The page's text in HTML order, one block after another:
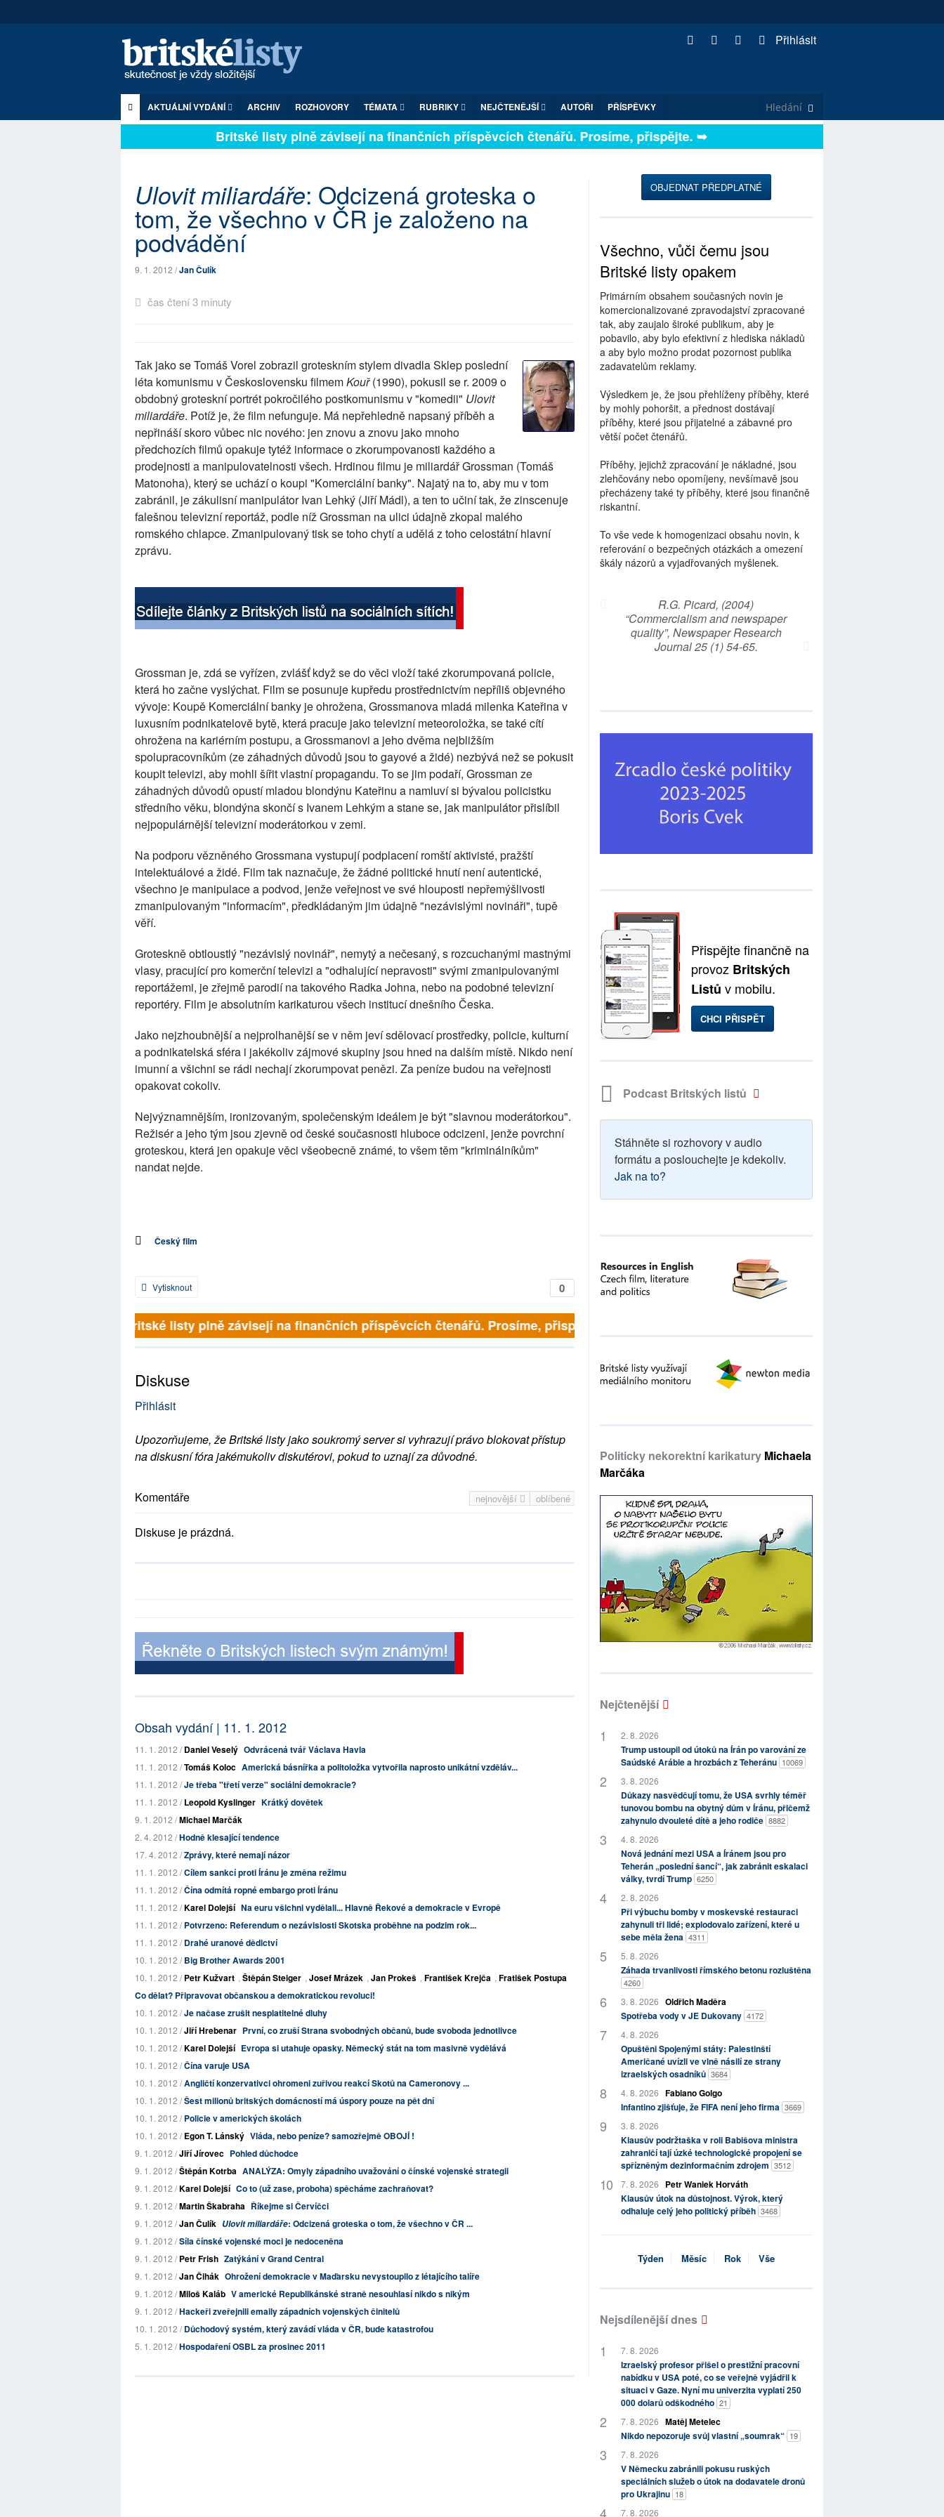
Přihlásit
AKTUÁLNÍ VYDÁNÍ ARCHIV ROZHOVORY TÉMATA RUBRIKY NEJČTENĚJŠÍ AUTOŘI PŘÍSPĚVKY
Britské listy plně závisejí na finančních příspěvcích čtenářů. Prosíme, přispějte. ➥
Ulovit miliardáře: Odcizená groteska o
tom, že všechno v ČR je založeno na
podvádění
9. 1. 2012 /Jan Čulík
čas čtení 3 minuty
Tak jako se Tomáš Vorel zobrazil groteskním stylem divadla Sklep poslední
léta komunismu v Československu filmemKouř(1990), pokusil se r. 2009 o
obdobný groteskní portrét pokročilého postkomunismu v "komedii" Ulovit
miliardáře. Potíž je, že film nefunguje. Má nepřehledně napsaný příběh a
nepřináší skoro vůbec nic nového: jen znovu a znovu jako mnoho
předchozích filmů opakuje tytéž informace o zkorumpovanosti každého a
prodejnosti a manipulovatelnosti všech. Hrdinou filmu je miliardář Grossman (Tomáš
Matonoha), který se uchází o koupi "Komerciální banky". Najatý na to, aby mu v tom
zabránil, je zákulisní manipulátor Ivan Lehký (Jiří Mádl), a ten to učiní tak, že zinscenuje
falešnou televizní reportáž, podle níž Grossman na ulici údajně zkopal malého
romského chlapce. Zmanipulovaný tisk se toho chytí a udělá z toho celostátní hlavní
zprávu.
Grossman je, zdá se vyřízen, zvlášť když se do věci vloží také zkorumpovaná policie,
která ho začne vyslýchat. Film se posunuje kupředu prostřednictvím nepříliš objevného
vývoje: Koupě Komerciální banky je ohrožena, Grossmanova mladá milenka Kateřina v
luxusním podnikatelově bytě, která pracuje jako televizní meteoroložka, se také cítí
ohrožena na kariérním postupu, a Grossmanovi a jeho dvěma nejbližším
spolupracovníkům (ze záhadných důvodů jsou to gayové a židé) nezbývá než se pokusit
koupit televizi, aby mohli šířit vlastní propagandu. To se jim podaří, Grossman ze
záhadných důvodů opustí mladou blondýnu Kateřinu a namluví si bývalou policistku
středního věku, blondýna skončí s Ivanem Lehkým a stane se, jak manipulátor přislíbil
nejpopulárnější televizní moderátorkou v zemi.
Na podporu vězněného Grossmana vystupují podplacení romští aktivisté, pražští
intelektuálové a židé. Film tak naznačuje, že žádné politické hnutí není autentické,
všechno je manipulace a podvod, jenže veřejnost ve své hlouposti nepřemýšlivosti
zmanipulovaným "informacím", předkládaným jim údajně "nezávislými novináři", tupě
věří.
Groteskně obtloustlý "nezávislý novinář", nemytý a nečesaný, s rozcuchanými mastnými
vlasy, pracující pro komerční televizi a "odhalující nepravosti" svými zmanipulovanými
reportážemi, je zřejmě parodií na takového Radka Johna, nebo na podobné televizní
reportéry. Film je absolutním karikaturou všech institucí dnešního Česka.
Jako nejzhoubnější a nejprolhanější se v něm jeví sdělovací prostředky, policie, kulturní
a podnikatelská sféra i jakékoliv zájmové skupiny jsou hned na dalším místě. Nikdo není
imunní a všichni se rádi nechají zkorumpovat penězi. Za peníze budou na veřejnosti
opakovat cokoliv.
Nejvýznamnějším, ironizovaným, společenským ideálem je být "slavnou moderátorkou".
Režisér a jeho tým jsou zjevně od české současnosti hluboce odcizeni, jenže povrchní
groteskou, která jen opakuje věci všeobecně známé, to všem těm "kriminálníkům"
nandat nejde.
Český film
0
Vytisknout
Britské listy plně závisejí na finančních příspěvcích čtenářů. Prosíme, přispějte. ➥
Diskuse
Přihlásit
Upozorňujeme, že Britské listy jako soukromý server si vyhrazují právo blokovat přístup
na diskusní fóra jakémukoliv diskutérovi, pokud to uznají za důvodné.
nejnovější oblíbené
Komentáře
Diskuse je prázdná.
Obsah vydání | 11. 1. 2012
11. 1. 2012 /Daniel Veselý Odvrácená tvář Václava Havla
11. 1. 2012 /Tomáš Koloc Americká básnířka a politoložka vytvořila naprosto unikátní vzděláv...
11. 1. 2012 /Je třeba "třetí verze" sociální demokracie?
11. 1. 2012 /Leopold Kyslinger Krátký dovětek
9. 1. 2012 /Michael Marčák
2. 4. 2012 /Hodně klesající tendence
17. 4. 2012 /Zprávy, které nemají názor
11. 1. 2012 /Cílem sankcí proti Íránu je změna režimu
11. 1. 2012 /Čína odmítá ropné embargo proti Íránu
11. 1. 2012 /Karel Dolejší Na euru všichni vydělali... Hlavně Řekové a demokracie v Evropě
11. 1. 2012 /Potvrzeno: Referendum o nezávislosti Skotska proběhne na podzim rok...
11. 1. 2012 /Drahé uranové dědictví
10. 1. 2012 /Big Brother Awards 2001
10. 1. 2012 /Petr Kužvart , Štěpán Steiger , Josef Mrázek , Jan Prokeš , František Krejča , Fratišek Postupa
Co dělat? Připravovat občanskou a demokratickou revoluci!
10. 1. 2012 /Je načase zrušit nesplatitelné dluhy
10. 1. 2012 /Jiří Hrebenar První, co zruší Strana svobodných občanů, bude svoboda jednotlivce
10. 1. 2012 /Karel Dolejší Evropa si utahuje opasky. Německý stát na tom masivně vydělává
10. 1. 2012 /Čína varuje USA
10. 1. 2012 /Angličtí konzervativci ohromeni zuřivou reakcí Skotů na Cameronovy ...
10. 1. 2012 /Šest milionů britských domácností má úspory pouze na pět dní
10. 1. 2012 /Policie v amerických školách
10. 1. 2012 /Egon T. Lánský Vláda, nebo peníze? samozřejmě OBOJÍ !
9. 1. 2012 /Jiří Jírovec Pohled důchodce
9. 1. 2012 /Štěpán Kotrba ANALÝZA: Omyly západního uvažování o čínské vojenské strategii
9. 1. 2012 /Karel Dolejší Co to (už zase, proboha) spěcháme zachraňovat?
9. 1. 2012 /Martin Škabraha Říkejme si Červíčci
9. 1. 2012 /Jan Čulík Ulovit miliardáře: Odcizená groteska o tom, že všechno v ČR ...
9. 1. 2012 /Síla čínské vojenské moci je nedoceněna
9. 1. 2012 /Petr Frish Zatýkání v Grand Central
9. 1. 2012 /Jan Čihák Ohrožení demokracie v Maďarsku nevystoupilo z létajícího talíře
9. 1. 2012 /Miloš Kaláb V americké Republikánské straně nesouhlasí nikdo s nikým
9. 1. 2012 /Hackeři zveřejnili emaily západních vojenských činitelů
10. 1. 2012 /Důchodový systém, který zavádí vláda v ČR, bude katastrofou
5. 1. 2012 /Hospodaření OSBL za prosinec 2011
OBJEDNAT PŘEDPLATNÉ
Všechno, vůči čemu jsou
Britské listy opakem
Primárním obsahem současných novin je
komercionalizované zpravodajství zpracované
tak, aby zaujalo široké publikum, aby je
pobavilo, aby bylo efektivní z hlediska nákladů
a aby bylo možno prodat pozornost publika
zadavatelům reklamy.
Výsledkem je, že jsou přehlíženy příběhy, které
by mohly pohoršit, a přednost dostávají
příběhy, které jsou přijatelné a zábavné pro
větší počet čtenářů.
Příběhy, jejichž zpracování je nákladné, jsou
zlehčovány nebo opomíjeny, nevšímavě jsou
přecházeny také ty příběhy, které jsou finančně
riskantní.
To vše vede k homogenizaci obsahu novin, k
referování o bezpečných otázkách a omezení
škály názorů a vyjadřovaných myšlenek.
R.G. Picard, (2004)
“Commercialism and newspaper
quality”, Newspaper Research
Journal 25 (1) 54-65.
Přispějte finančně na
provoz Britských
Listů v mobilu.
CHCI PŘISPĚT
Podcast Britských listů
Stáhněte si rozhovory v audio
formátu a poslouchejte je kdekoliv.
Jak na to?
Politicky nekorektní karikatury Michaela
Marčáka
Nejčtenější
2. 8. 2026
Trump ustoupil od útoků na Írán po varování ze
Saúdské Arábie a hrozbách z Teheránu 10069
3. 8. 2026
Důkazy nasvědčují tomu, že USA svrhly téměř
tunovou bombu na obytný dům v Íránu, přičemž
zahynulo dvouleté dítě a jeho rodiče 8882
4. 8. 2026
Nová jednání mezi USA a Íránem jsou pro
Teherán „poslední šancí“, jak zabránit eskalaci
války, tvrdí Trump 6250
2. 8. 2026
Při výbuchu bomby v moskevské restauraci
zahynuli tři lidé; explodovalo zařízení, které u
sebe měla žena 4311
5. 8. 2026
Záhada trvanlivosti římského betonu rozluštěna
4260
3. 8. 2026 Oldřich Maděra
Spotřeba vody v JE Dukovany 4172
4. 8. 2026
Opuštěni Spojenými státy: Palestinští
Američané uvízli ve vlně násilí ze strany
izraelských osadníků 3684
4. 8. 2026 Fabiano Golgo
Infantino zjišťuje, že FIFA není jeho firma 3669
3. 8. 2026
Klausův podržtaška v roli Babišova ministra
zahraničí tají úzké technologické propojení se
spřízněným dezinformačním zdrojem 3512
7. 8. 2026
Petr Waniek Horváth
Klausův útok na důstojnost. Výrok, který
odhaluje celý jeho politický příběh 3468
Týden Měsíc Rok Vše
Nejsdílenější dnes
7. 8. 2026
Izraelský profesor přišel o prestižní pracovní
nabídku v USA poté, co se veřejně vyjádřil k
situaci v Gaze. Nyní mu univerzita vyplatí 250
000 dolarů odškodného 21
7. 8. 2026 Matěj Metelec
Nikdo nepozoruje svůj vlastní „soumrak“ 19
7. 8. 2026
V Německu zabránili pokusu ruských
speciálních služeb o útok na dodavatele dronů
pro Ukrajinu 18
7. 8. 2026